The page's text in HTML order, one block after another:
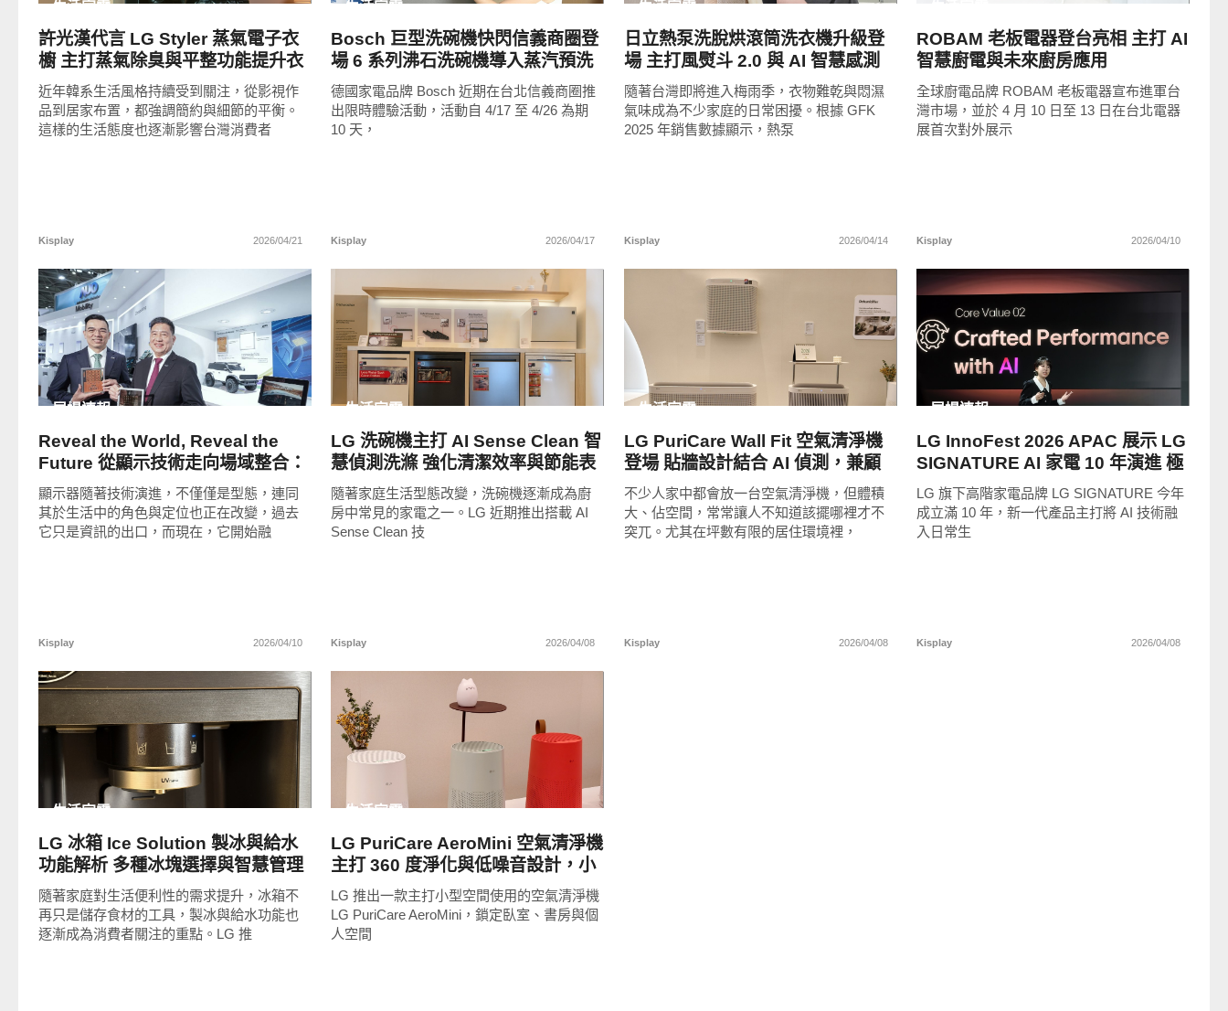
生活家電
許光漢代言 LG Styler 蒸氣電子衣
櫥 主打蒸氣除臭與平整功能提升衣
物管理體驗
近年韓系生活風格持續受到關注，從影視作
品到居家布置，都強調簡約與細節的平衡。
這樣的生活態度也逐漸影響台灣消費者
Kisplay 2026/04/21
生活家電
Bosch 巨型洗碗機快閃信義商圈登
場 6 系列沸石洗碗機導入蒸汽預洗
打造三重潔淨新標準
德國家電品牌 Bosch 近期在台北信義商圈推
出限時體驗活動，活動自 4/17 至 4/26 為期
10 天，
Kisplay 2026/04/17
生活家電
日立熱泵洗脫烘滾筒洗衣機升級登
場 主打風熨斗 2.0 與 AI 智慧感測
迎戰梅雨季
隨著台灣即將進入梅雨季，衣物難乾與悶濕
氣味成為不少家庭的日常困擾。根據 GFK
2025 年銷售數據顯示，熱泵
Kisplay 2026/04/14
生活家電
ROBAM 老板電器登台亮相 主打 AI
智慧廚電與未來廚房應用
全球廚電品牌 ROBAM 老板電器宣布進軍台
灣市場，並於 4 月 10 日至 13 日在台北電器
展首次對外展示
Kisplay 2026/04/10
READ
MORE
展場速報
Reveal the World, Reveal the
Future 從顯示技術走向場域整合：
Touch Taiwan 2026 友達展區直擊
顯示器隨著技術演進，不僅僅是型態，連同
其於生活中的角色與定位也正在改變，過去
它只是資訊的出口，而現在，它開始融
Kisplay 2026/04/10
READ
MORE
生活家電
LG 洗碗機主打 AI Sense Clean 智
慧偵測洗滌 強化清潔效率與節能表
現
隨著家庭生活型態改變，洗碗機逐漸成為廚
房中常見的家電之一。LG 近期推出搭載 AI
Sense Clean 技
Kisplay 2026/04/08
READ
MORE
生活家電
LG PuriCare Wall Fit 空氣清淨機
登場 貼牆設計結合 AI 偵測，兼顧
空間與空氣品質
不少人家中都會放一台空氣清淨機，但體積
大、佔空間，常常讓人不知道該擺哪裡才不
突兀。尤其在坪數有限的居住環境裡，
Kisplay 2026/04/08
MORE
展場速報
LG InnoFest 2026 APAC 展示 LG
SIGNATURE AI 家電 10 年演進 極
簡設計走向理解生活
LG 旗下高階家電品牌 LG SIGNATURE 今年
成立滿 10 年，新一代產品主打將 AI 技術融
入日常生
Kisplay 2026/04/08
READ
MORE
生活家電
LG 冰箱 Ice Solution 製冰與給水
功能解析 多種冰塊選擇與智慧管理
成為家庭新趨勢
隨著家庭對生活便利性的需求提升，冰箱不
再只是儲存食材的工具，製冰與給水功能也
逐漸成為消費者關注的重點。LG 推
READ
MORE
生活家電
LG PuriCare AeroMini 空氣清淨機
主打 360 度淨化與低噪音設計，小
空間也能維持空氣品質
LG 推出一款主打小型空間使用的空氣清淨機
LG PuriCare AeroMini，鎖定臥室、書房與個
人空間